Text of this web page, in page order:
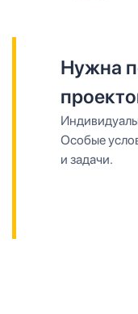
Нужна
Особые
и задачи.